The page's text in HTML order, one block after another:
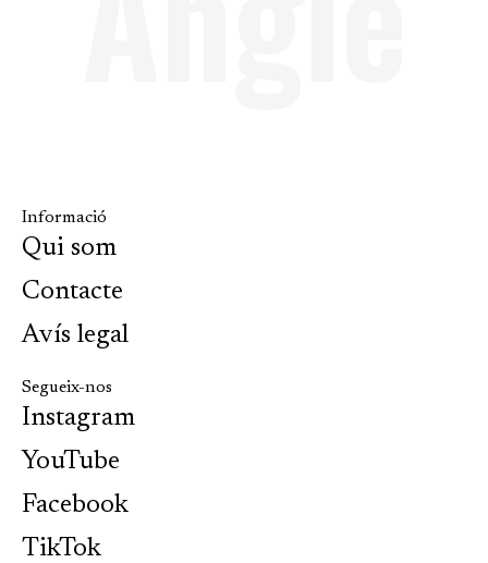
Informació
Qui som
Contacte
Avís legal
Segueix-nos
Instagram
YouTube
Facebook
TikTok